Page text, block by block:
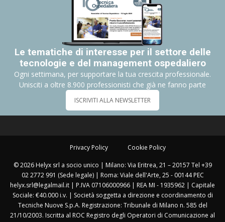
Le tematiche di interesse per il settore delle
tecnologie e del management ospedaliero
Ogni settimana, per supportare la tua crescita professionale.
Unisciti a oltre 8.900 professionisti che già ne fanno parte
ISCRIVITI ALLA NEWSLETTER
Privacy Policy Cookie Policy
© 2026 Helyx srl a socio unico | Milano: Via Eritrea, 21 – 20157 Tel +39
02 2772 991 (Sede legale) | Roma: Viale dell'Arte, 25 - 00144 PEC
helyx.srl@legalmail.it | P.IVA 07106000966 | REA MI - 1935962 | Capitale
Sociale: €40.000 i.v. | Società soggetta a direzione e coordinamento di
Tecniche Nuove S.p.A. Registrazione: Tribunale di Milano n. 585 del
21/10/2003. Iscritta al ROC Registro degli Operatori di Comunicazione al